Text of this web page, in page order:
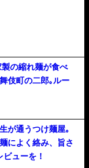
の縮れ麺が食べ
伎町の二郎｡ルー
が通うつけ麺屋｡
によく絡み、旨さ
ューを！